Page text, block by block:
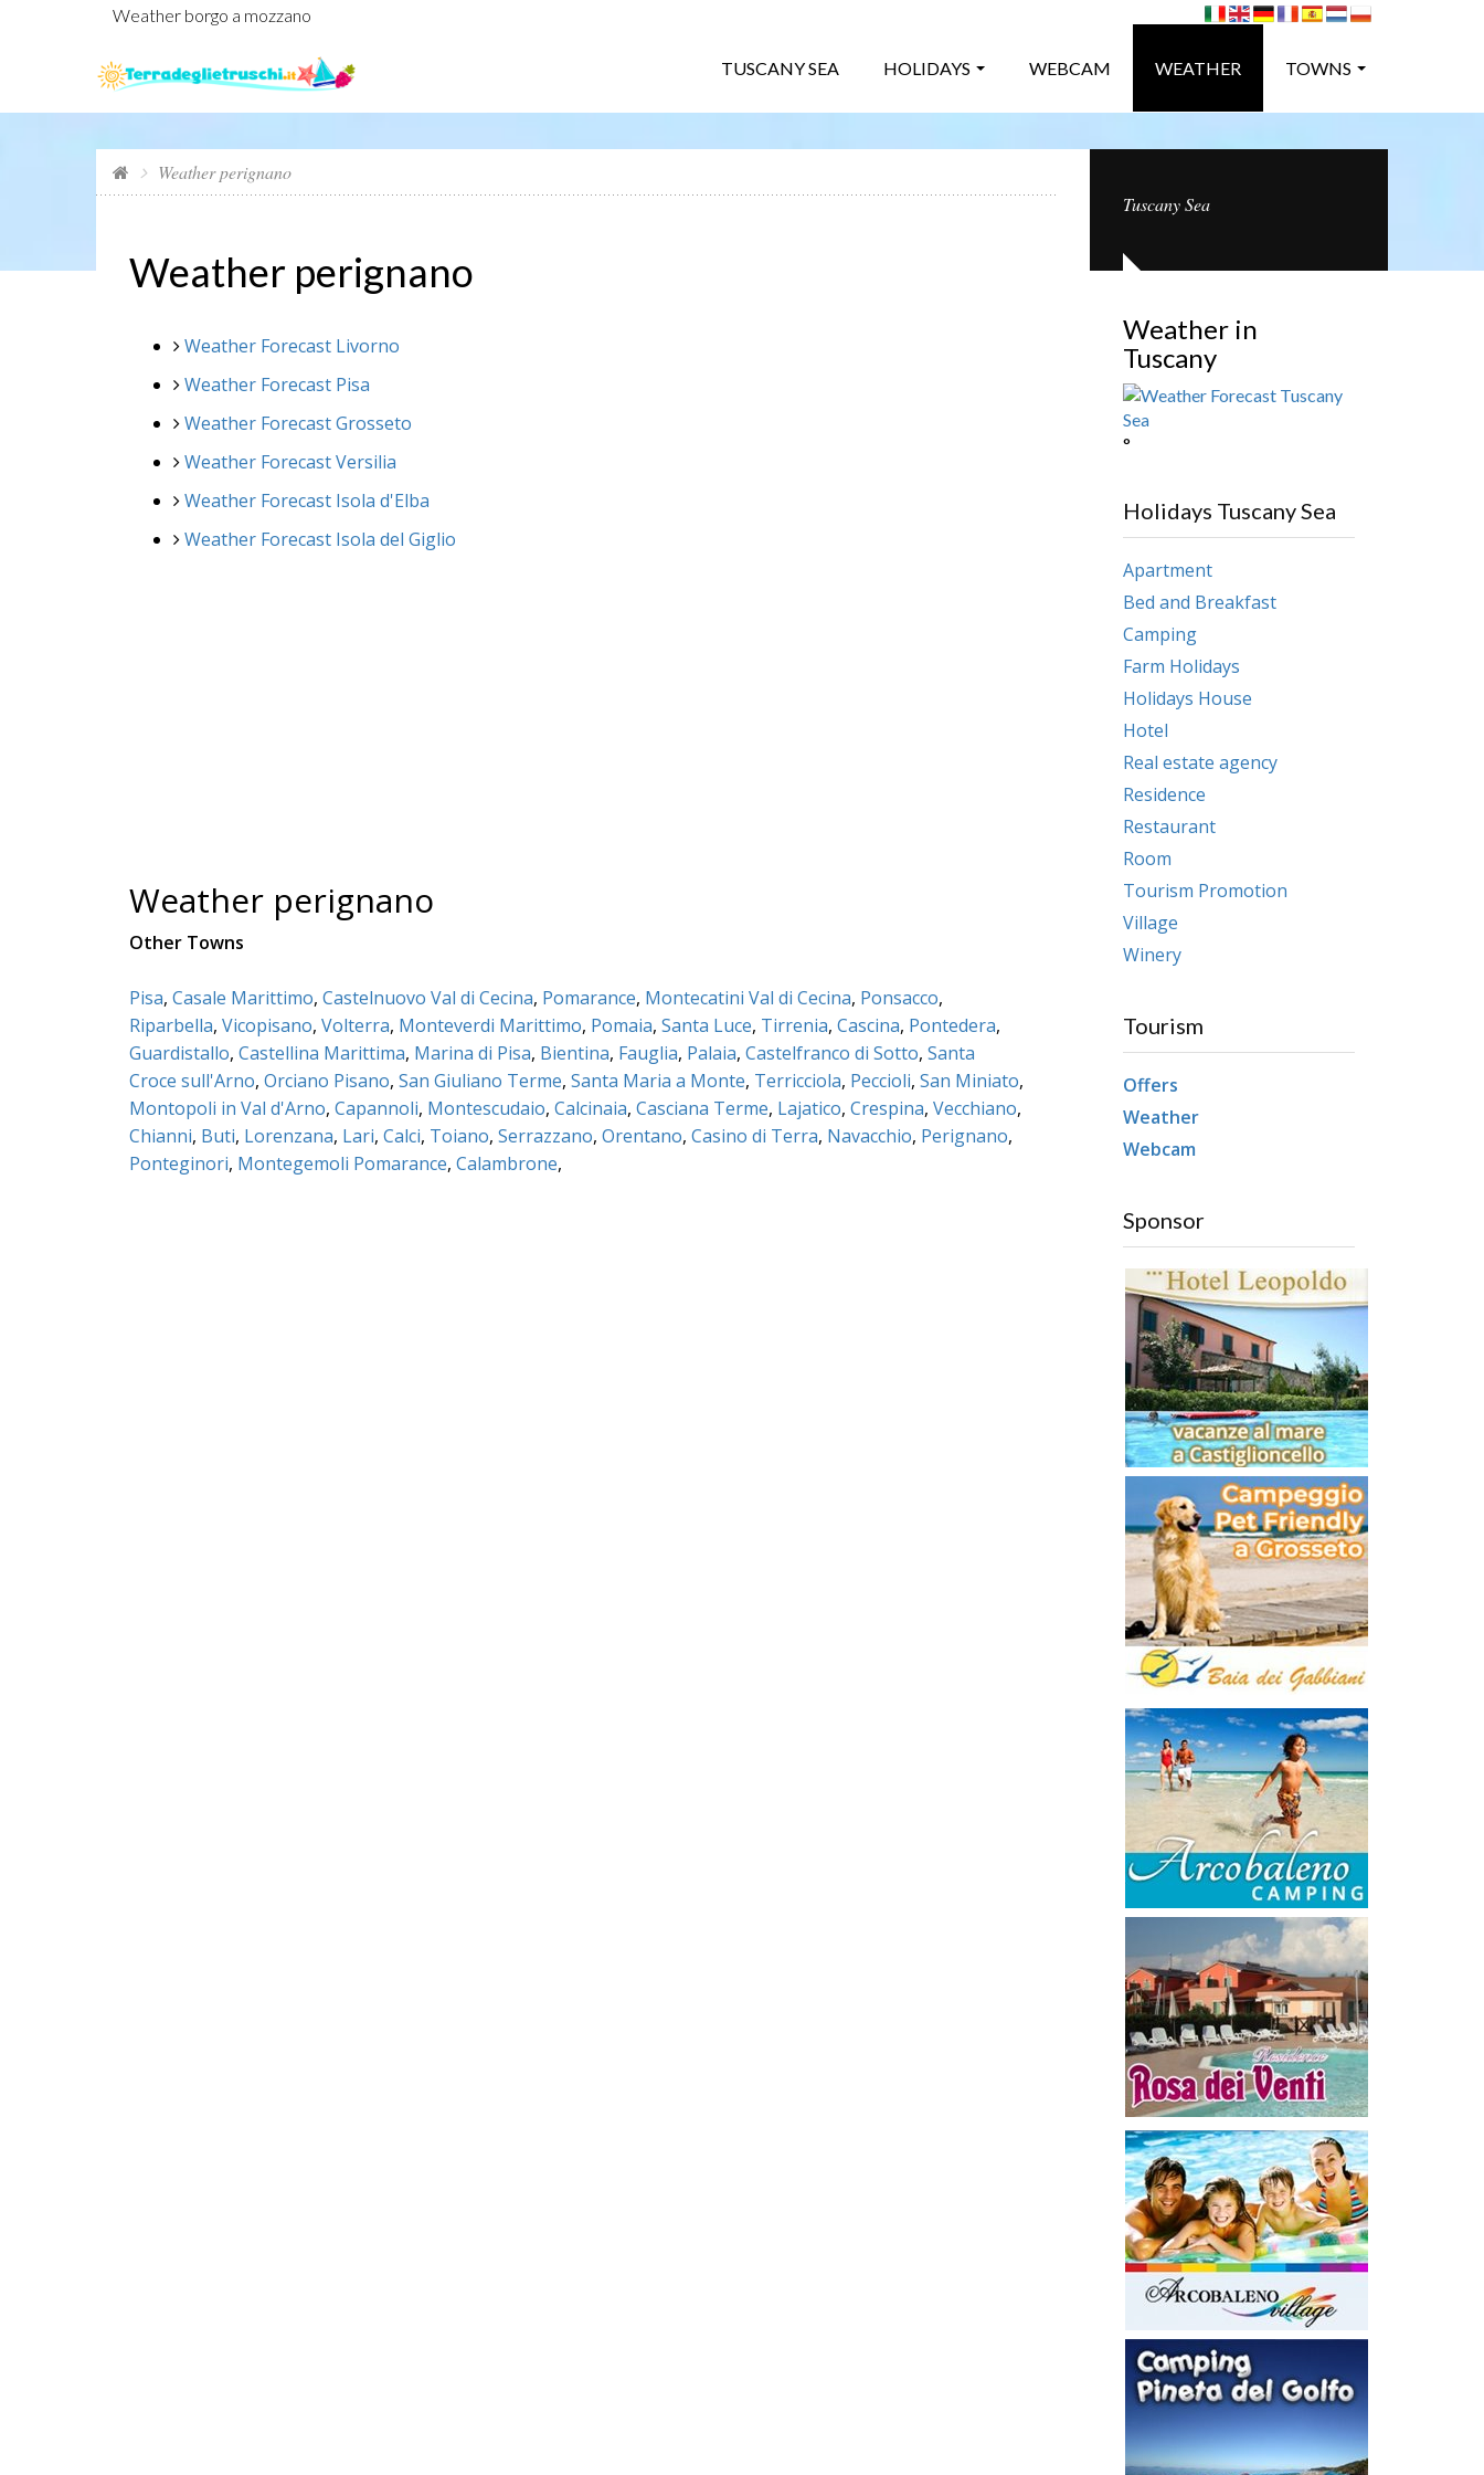
Weather borgo a mozzano
TUSCANY SEA HOLIDAYS WEBCAM WEATHER TOWNS
Weather perignano
Weather perignano
Weather Forecast Livorno
Weather Forecast Pisa
Weather Forecast Grosseto
Weather Forecast Versilia
Weather Forecast Isola d'Elba
Weather Forecast Isola del Giglio
Weather perignano
Other Towns
Pisa, Casale Marittimo, Castelnuovo Val di Cecina, Pomarance, Montecatini Val di Cecina, Ponsacco,
Riparbella, Vicopisano, Volterra, Monteverdi Marittimo, Pomaia, Santa Luce, Tirrenia, Cascina, Pontedera,
Guardistallo, Castellina Marittima, Marina di Pisa, Bientina, Fauglia, Palaia, Castelfranco di Sotto, Santa
Croce sull'Arno, Orciano Pisano, San Giuliano Terme, Santa Maria a Monte, Terricciola, Peccioli, San Miniato,
Montopoli in Val d'Arno, Capannoli, Montescudaio, Calcinaia, Casciana Terme, Lajatico, Crespina, Vecchiano,
Chianni, Buti, Lorenzana, Lari, Calci, Toiano, Serrazzano, Orentano, Casino di Terra, Navacchio, Perignano,
Ponteginori, Montegemoli Pomarance, Calambrone,
Tuscany Sea
Weather in
Tuscany
°
Holidays Tuscany Sea
Apartment
Bed and Breakfast
Camping
Farm Holidays
Holidays House
Hotel
Real estate agency
Residence
Restaurant
Room
Tourism Promotion
Village
Winery
Tourism
Offers
Weather
Webcam
Sponsor